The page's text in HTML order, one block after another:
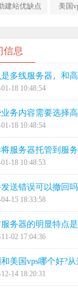
建站优缺点 美国
信息
多线服务器，和
18 10:48:54
务内容需要选择
18 10:48:54
服务器托管到服
18 10:48:53
送错误可以撤回
15 18:33:58
务器的明显特点
02 17:04:36
美国vps哪个好?
14 18:20:31